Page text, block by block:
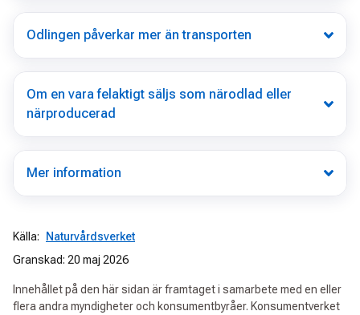
Odlingen påverkar mer än transporten
Om en vara felaktigt säljs som närodlad eller
närproducerad
Mer information
Källa:
Naturvårdsverket
Granskad: 20 maj 2026
Innehållet på den här sidan är framtaget i samarbete med en eller
flera andra myndigheter och konsumentbyråer. Konsumentverket